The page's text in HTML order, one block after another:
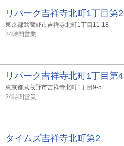
リパーク吉祥寺北町1丁目第2
東京都武蔵野市吉祥寺北町1丁目11-18
24時間営業
リパーク吉祥寺北町1丁目第4
東京都武蔵野市吉祥寺北町1丁目9-5
24時間営業
タイムズ吉祥寺北町第2